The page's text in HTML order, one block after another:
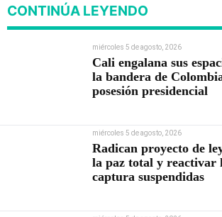
CONTINÚA LEYENDO
miércoles 5 de agosto, 2026
Cali engalana sus
la bandera de
posesión presidencial
miércoles 5 de agosto, 2026
Radican proyecto de
la paz total y reactivar
captura suspendidas